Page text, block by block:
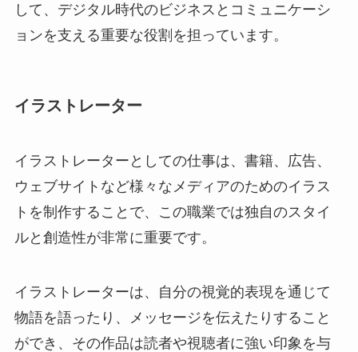
して、デジタル時代のビジネスとコミュニケーシ
ョンを支える重要な役割を担っています。
イラストレーター
イラストレーターとしての仕事は、書籍、広告、
ウェブサイトなど様々なメディアのためのイラス
トを制作することで、この職業では独自のスタイ
ルと創造性が非常に重要です。
イラストレーターは、自分の視覚的表現を通じて
物語を語ったり、メッセージを伝えたりすること
ができ、その作品は読者や視聴者に強い印象を与